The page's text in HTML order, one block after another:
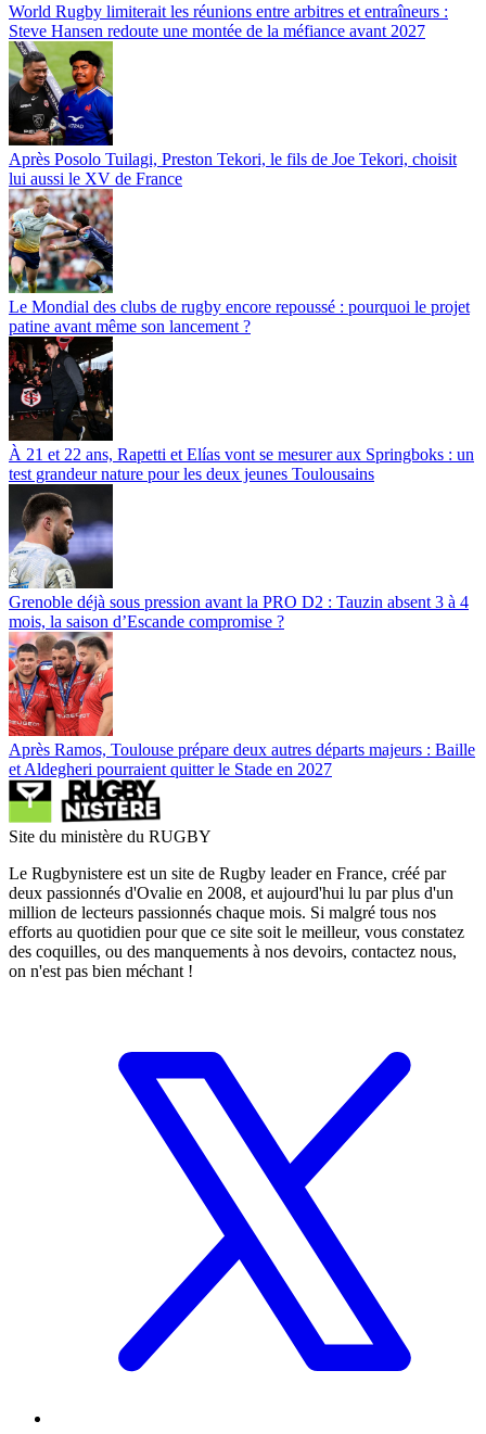
World Rugby limiterait les réunions entre arbitres et entraîneurs :
Steve Hansen redoute une montée de la méfiance avant 2027
Après Posolo Tuilagi, Preston Tekori, le fils de Joe Tekori, choisit
lui aussi le XV de France
Le Mondial des clubs de rugby encore repoussé : pourquoi le projet
patine avant même son lancement ?
À 21 et 22 ans, Rapetti et Elías vont se mesurer aux Springboks : un
test grandeur nature pour les deux jeunes Toulousains
Grenoble déjà sous pression avant la PRO D2 : Tauzin absent 3 à 4
mois, la saison d’Escande compromise ?
Après Ramos, Toulouse prépare deux autres départs majeurs : Baille
et Aldegheri pourraient quitter le Stade en 2027
Site du ministère du RUGBY
Le Rugbynistere est un site de Rugby leader en France, créé par
deux passionnés d'Ovalie en 2008, et aujourd'hui lu par plus d'un
million de lecteurs passionnés chaque mois. Si malgré tous nos
efforts au quotidien pour que ce site soit le meilleur, vous constatez
des coquilles, ou des manquements à nos devoirs, contactez nous,
on n'est pas bien méchant !